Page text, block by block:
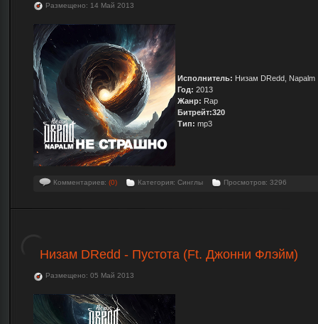
Размещено: 14 Май 2013
Исполнитель: Низам DRedd, Napalm
Год: 2013
Жанр: Rap
Битрейт:320
Тип: mp3
Комментариев: (0) Категория: Синглы Просмотров: 3296
Низам DRedd - Пустота (Ft. Джонни Флэйм)
Размещено: 05 Май 2013